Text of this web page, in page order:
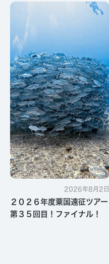
す・・・
2026年8月2日
２０２６年度粟国遠征ツアー
第３５回目！ファイナル！